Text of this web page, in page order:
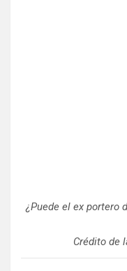
¿Puede el ex portero
Crédito de